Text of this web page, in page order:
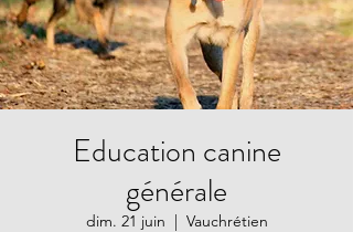
Education canine
générale
dim. 21 juin
  |
Vauchrétien